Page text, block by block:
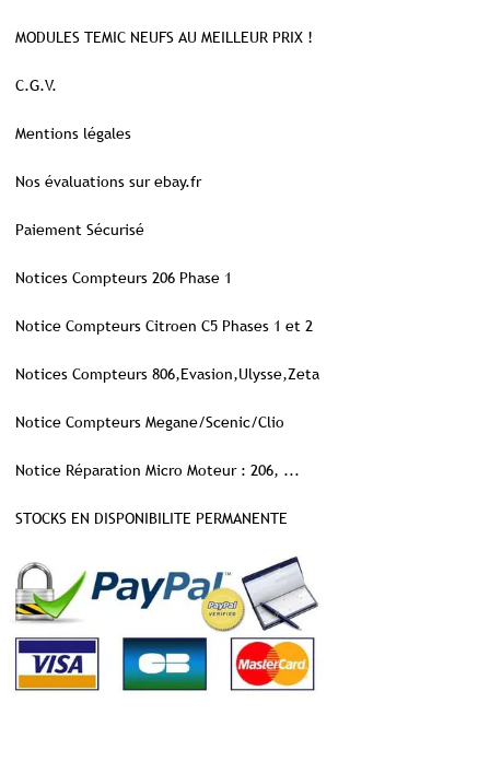
MODULES TEMIC NEUFS AU MEILLEUR PRIX !
C.G.V.
Mentions légales
Nos évaluations sur ebay.fr
Paiement Sécurisé
Notices Compteurs 206 Phase 1
Notice Compteurs Citroen C5 Phases 1 et 2
Notices Compteurs 806,Evasion,Ulysse,Zeta
Notice Compteurs Megane/Scenic/Clio
Notice Réparation Micro Moteur : 206, ...
STOCKS EN DISPONIBILITE PERMANENTE